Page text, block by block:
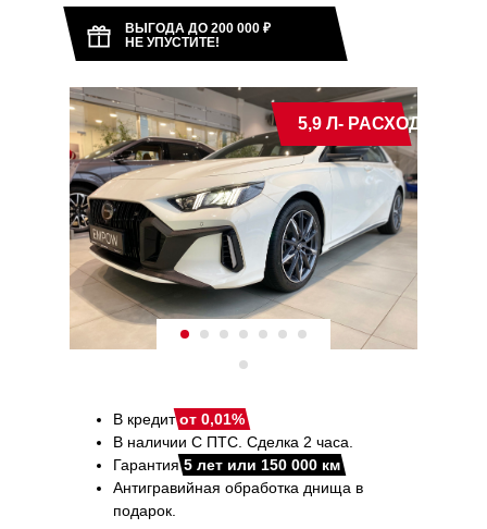
В кредитот 0,01%
В наличии С ПТС. Сделка 2 часа.
Гарантия5 лет или 150 000 км
Антигравийная обработка днища в
подарок.
ВЫГОДА ДО 200 000 ₽
НЕ УПУСТИТЕ!
5,9 Л- РАСХОД